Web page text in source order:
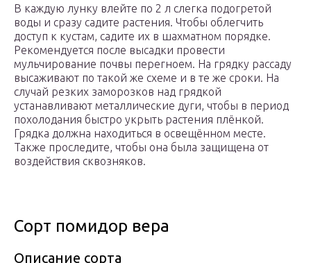
В каждую лунку влейте по 2 л слегка подогретой
воды и сразу садите растения. Чтобы облегчить
доступ к кустам, садите их в шахматном порядке.
Рекомендуется после высадки провести
мульчирование почвы перегноем. На грядку рассаду
высаживают по такой же схеме и в те же сроки. На
случай резких заморозков над грядкой
устанавливают металлические дуги, чтобы в период
похолодания быстро укрыть растения плёнкой.
Грядка должна находиться в освещённом месте.
Также проследите, чтобы она была защищена от
воздействия сквозняков.
Сорт помидор вера
Описание сорта